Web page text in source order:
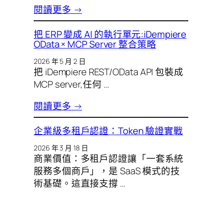
閱讀更多 →
把 ERP 變成 AI 的執行單元:iDempiere
OData × MCP Server 整合策略
2026 年 5 月 2 日
把 iDempiere REST/OData API 包裝成
MCP server,任何 …
閱讀更多 →
企業級多租戶認證：Token 驗證實戰
2026 年 3 月 18 日
商業價值：多租戶認證讓「一套系統
服務多個商戶」，是 SaaS 模式的技
術基礎。這直接支撐 …